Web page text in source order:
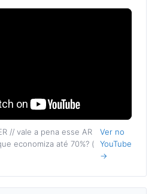
// vale a pena esse AR
economiza até 70%? (
Ver no
YouTube
→